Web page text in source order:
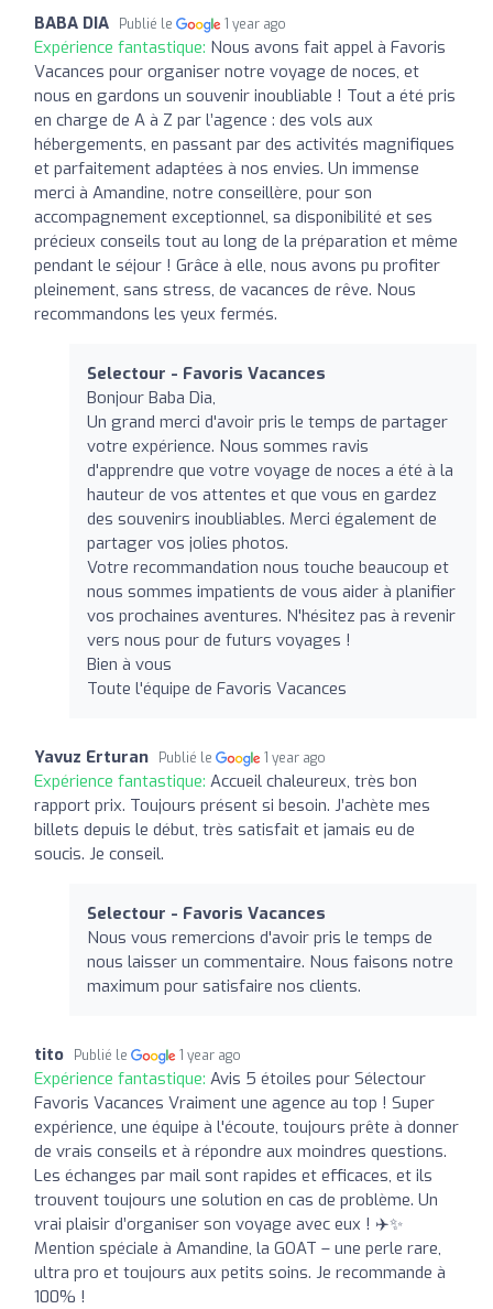
BABA DIA Publié le 1 year ago
Expérience fantastique: Nous avons fait appel à Favoris
Vacances pour organiser notre voyage de noces, et
nous en gardons un souvenir inoubliable ! Tout a été pris
en charge de A à Z par l’agence : des vols aux
hébergements, en passant par des activités magnifiques
et parfaitement adaptées à nos envies. Un immense
merci à Amandine, notre conseillère, pour son
accompagnement exceptionnel, sa disponibilité et ses
précieux conseils tout au long de la préparation et même
pendant le séjour ! Grâce à elle, nous avons pu profiter
pleinement, sans stress, de vacances de rêve. Nous
recommandons les yeux fermés.
Selectour - Favoris Vacances
Bonjour Baba Dia,
Un grand merci d'avoir pris le temps de partager
votre expérience. Nous sommes ravis
d'apprendre que votre voyage de noces a été à la
hauteur de vos attentes et que vous en gardez
des souvenirs inoubliables. Merci également de
partager vos jolies photos.
Votre recommandation nous touche beaucoup et
nous sommes impatients de vous aider à planifier
vos prochaines aventures. N'hésitez pas à revenir
vers nous pour de futurs voyages !
Bien à vous
Toute l'équipe de Favoris Vacances
Yavuz Erturan Publié le 1 year ago
Expérience fantastique: Accueil chaleureux, très bon
rapport prix. Toujours présent si besoin. J’achète mes
billets depuis le début, très satisfait et jamais eu de
soucis. Je conseil.
Selectour - Favoris Vacances
Nous vous remercions d'avoir pris le temps de
nous laisser un commentaire. Nous faisons notre
maximum pour satisfaire nos clients.
tito Publié le 1 year ago
Expérience fantastique: Avis 5 étoiles pour Sélectour
Favoris Vacances Vraiment une agence au top ! Super
expérience, une équipe à l'écoute, toujours prête à donner
de vrais conseils et à répondre aux moindres questions.
Les échanges par mail sont rapides et efficaces, et ils
trouvent toujours une solution en cas de problème. Un
vrai plaisir d’organiser son voyage avec eux ! ✈️✨
Mention spéciale à Amandine, la GOAT – une perle rare,
ultra pro et toujours aux petits soins. Je recommande à
100% !